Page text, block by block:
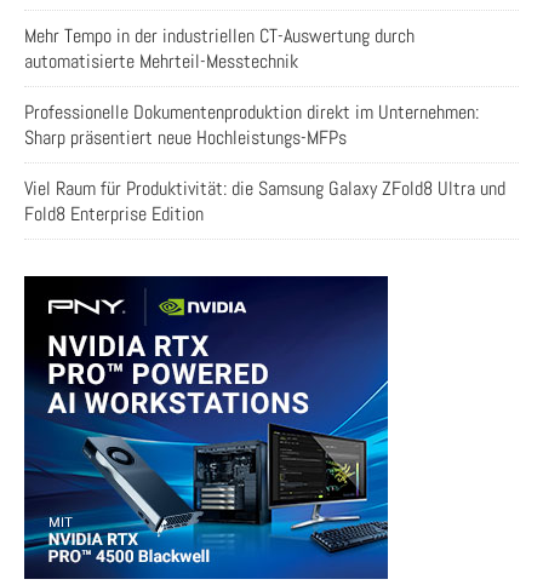
Mehr Tempo in der industriellen CT-Auswertung durch
automatisierte Mehrteil-Messtechnik
Professionelle Dokumentenproduktion direkt im Unternehmen:
Sharp präsentiert neue Hochleistungs-MFPs
Viel Raum für Produktivität: die Samsung Galaxy ZFold8 Ultra und
Fold8 Enterprise Edition